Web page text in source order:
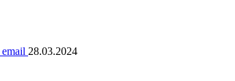
email 28.03.2024